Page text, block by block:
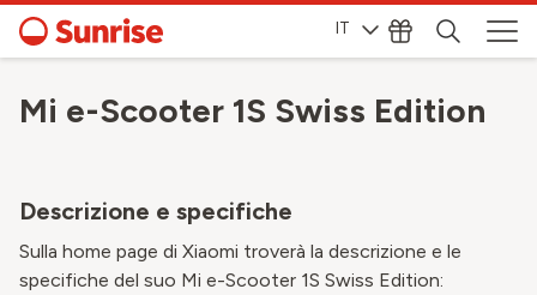
IT
Mi e-Scooter 1S Swiss Edition
Descrizione e specifiche
Sulla home page di Xiaomi troverà la descrizione e le
specifiche del suo Mi e-Scooter 1S Swiss Edition: